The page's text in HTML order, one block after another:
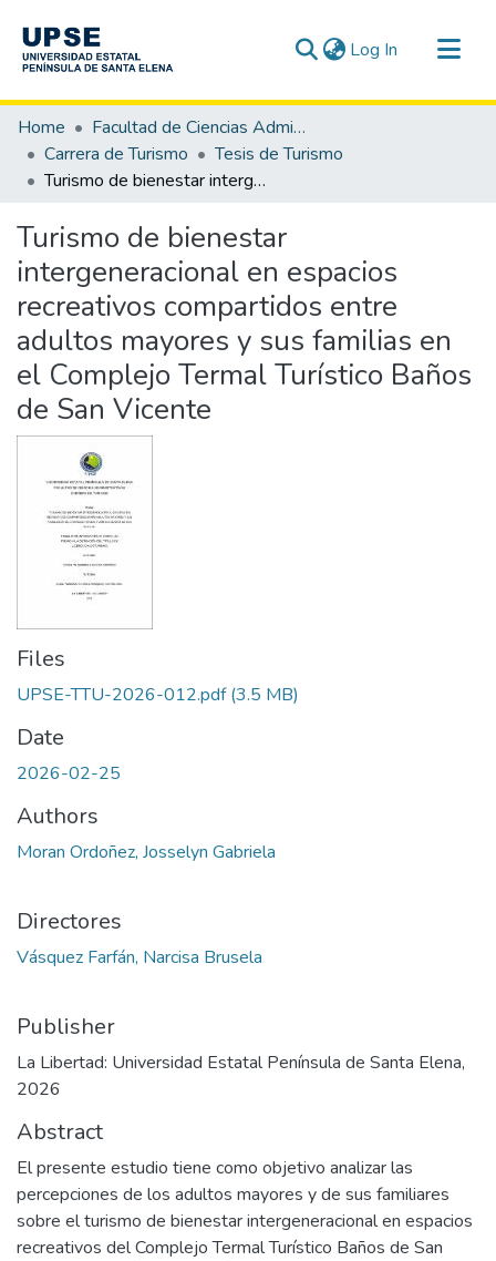
Log In (current)
Communities & Collections
All of DSpace
Statistics
Home
Facultad de Ciencias Administrativas
Carrera de Turismo
Tesis de Turismo
Turismo de bienestar intergeneracional en espacios recreativos compartidos entre adultos mayores y sus familias en el Complejo Termal Turístico Baños de San Vicente
Turismo de bienestar
intergeneracional en espacios
recreativos compartidos entre
adultos mayores y sus familias en
el Complejo Termal Turístico Baños
de San Vicente
Files
UPSE-TTU-2026-012.pdf(3.5 MB)
Date
2026-02-25
Authors
Moran Ordoñez, Josselyn Gabriela
Directores
Vásquez Farfán, Narcisa Brusela
Publisher
La Libertad: Universidad Estatal Península de Santa Elena,
2026
Abstract
El presente estudio tiene como objetivo analizar las
percepciones de los adultos mayores y de sus familiares
sobre el turismo de bienestar intergeneracional en espacios
recreativos del Complejo Termal Turístico Baños de San